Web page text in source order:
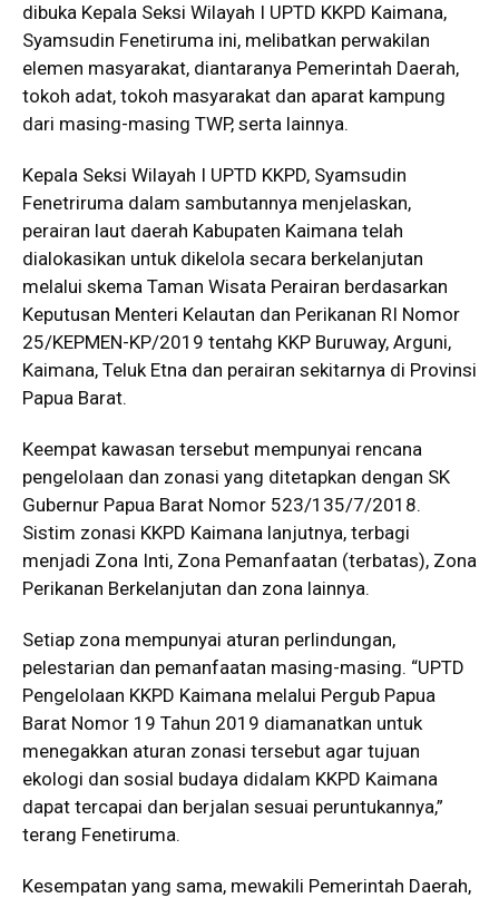
dibuka Kepala Seksi Wilayah I UPTD KKPD Kaimana,
Syamsudin Fenetiruma ini, melibatkan perwakilan
elemen masyarakat, diantaranya Pemerintah Daerah,
tokoh adat, tokoh masyarakat dan aparat kampung
dari masing-masing TWP, serta lainnya.
Kepala Seksi Wilayah I UPTD KKPD, Syamsudin
Fenetriruma dalam sambutannya menjelaskan,
perairan laut daerah Kabupaten Kaimana telah
dialokasikan untuk dikelola secara berkelanjutan
melalui skema Taman Wisata Perairan berdasarkan
Keputusan Menteri Kelautan dan Perikanan RI Nomor
25/KEPMEN-KP/2019 tentahg KKP Buruway, Arguni,
Kaimana, Teluk Etna dan perairan sekitarnya di Provinsi
Papua Barat.
Keempat kawasan tersebut mempunyai rencana
pengelolaan dan zonasi yang ditetapkan dengan SK
Gubernur Papua Barat Nomor 523/135/7/2018.
Sistim zonasi KKPD Kaimana lanjutnya, terbagi
menjadi Zona Inti, Zona Pemanfaatan (terbatas), Zona
Perikanan Berkelanjutan dan zona lainnya.
Setiap zona mempunyai aturan perlindungan,
pelestarian dan pemanfaatan masing-masing. “UPTD
Pengelolaan KKPD Kaimana melalui Pergub Papua
Barat Nomor 19 Tahun 2019 diamanatkan untuk
menegakkan aturan zonasi tersebut agar tujuan
ekologi dan sosial budaya didalam KKPD Kaimana
dapat tercapai dan berjalan sesuai peruntukannya,”
terang Fenetiruma.
Kesempatan yang sama, mewakili Pemerintah Daerah,